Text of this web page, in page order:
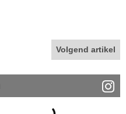
Volgend artikel